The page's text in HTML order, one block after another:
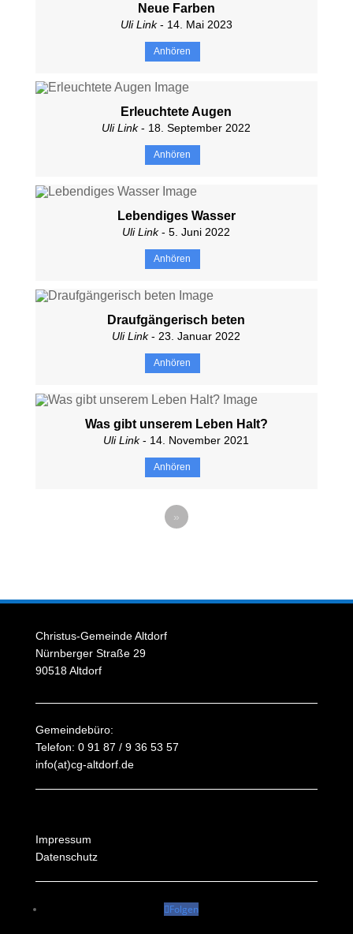
Neue Farben
Uli Link- 14. Mai 2023
Anhören
Erleuchtete Augen
Uli Link- 18. September 2022
Anhören
Lebendiges Wasser
Uli Link- 5. Juni 2022
Anhören
Draufgängerisch beten
Uli Link- 23. Januar 2022
Anhören
Was gibt unserem Leben Halt?
Uli Link- 14. November 2021
Anhören
»
Christus-Gemeinde Altdorf
Nürnberger Straße 29
90518 Altdorf
Gemeindebüro:
Telefon: 0 91 87 / 9 36 53 57
info(at)cg-altdorf.de
Impressum
Datenschutz
Folgen